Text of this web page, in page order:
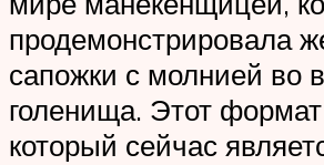
продемонстрировала
сапожки с молнией во
голенища. Этот
который сейчас